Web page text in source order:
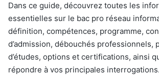
Dans ce guide, découvrez toutes les
essentielles sur le bac pro réseau
définition, compétences, programme,
d’admission, débouchés professionnels,
d’études, options et certifications, ainsi
répondre à vos principales interrogations.